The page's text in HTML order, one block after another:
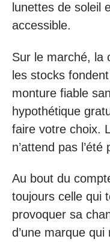
lunettes de soleil
accessible.
Sur le marché, la
les stocks
monture fiable
hypothétique
faire votre choix.
n’attend pas
Au bout du
toujours celle qui
provoquer sa
d’une marque